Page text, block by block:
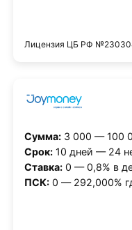
Лицензия ЦБ РФ
Сумма:3 000 — 100
Срок:10 дней — 24
Ставка:0 — 0,8% в
ПСК:0 — 292,000%